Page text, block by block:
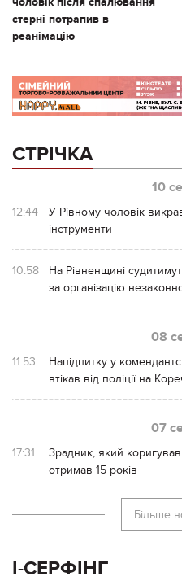
стерні потрапив в
реанімацію
СТРІЧКА
10
12:44
У Рівному чоловік
інструменти
10:58
На Рівненщині
за організацію
08
11:53
Напідпитку у
втікав від поліції на
07
17:31
Зрадник, який
отримав 15 років
Більше
І-СЕРФІНГ